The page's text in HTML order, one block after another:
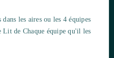
les aires ou les 4 équipes
de Chaque équipe qu'il les